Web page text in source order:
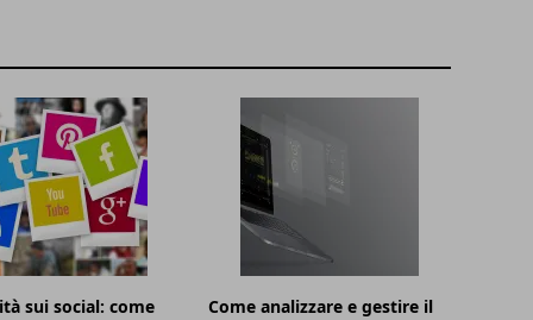
sui social: come
Come analizzare e gestire il